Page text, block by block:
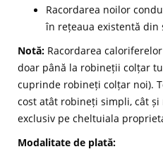
Racordarea noilor
în rețeaua existentă din
Notă: Racordarea
doar până la robineții colțar
cuprinde robineți colțar noi).
cost atât robineți simpli, cât
exclusiv pe cheltuiala
Modalitate de plată: